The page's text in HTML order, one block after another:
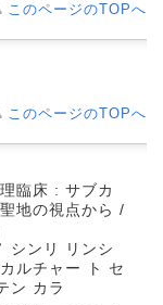
このページのTOPへ
このページのTOPへ
臨床 : サブカ
地の視点から /
シンリ リンシ
ルチャー ト セ
ン カラ